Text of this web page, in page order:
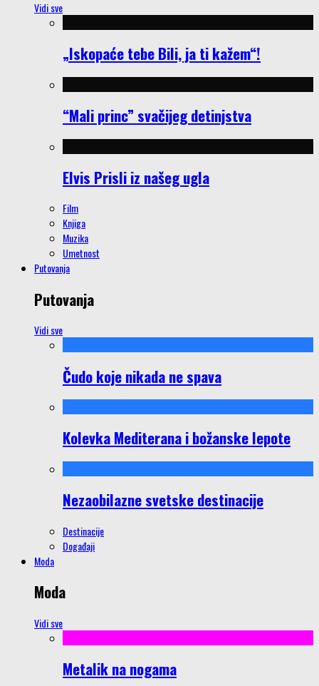
Vidi sve
„Iskopaće tebe Bili, ja ti kažem“!
“Mali princ” svačijeg detinjstva
Elvis Prisli iz našeg ugla
Film
Knjiga
Muzika
Umetnost
Putovanja
Putovanja
Vidi sve
Čudo koje nikada ne spava
Kolevka Mediterana i božanske lepote
Nezaobilazne svetske destinacije
Destinacije
Događaji
Moda
Moda
Vidi sve
Metalik na nogama